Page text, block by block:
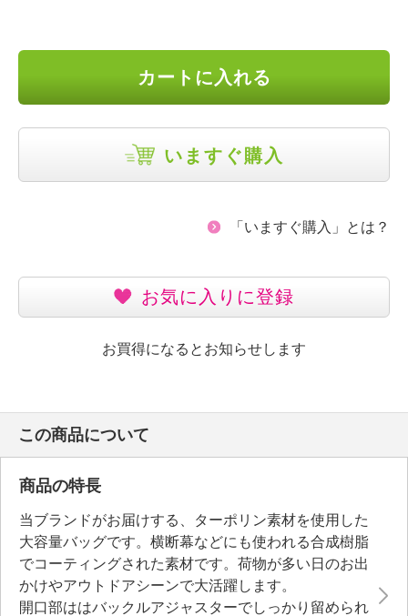
カートに入れる
いますぐ購入
「いますぐ購入」とは？
お気に入りに登録
お買得になるとお知らせします
この商品について
商品の特長
当ブランドがお届けする、ターポリン素材を使用した
大容量バッグです。横断幕などにも使われる合成樹脂
でコーティングされた素材です。荷物が多い日のお出
かけやアウトドアシーンで大活躍します。
開口部ははバックルアジャスターでしっかり留められ